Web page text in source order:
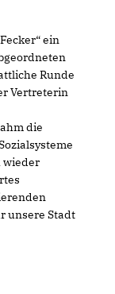
ein
Runde
Vertreterin
die
wieder
unsere Stadt